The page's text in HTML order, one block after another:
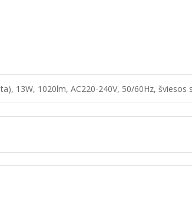
13W, 1020lm, AC220-240V, 50/60Hz,